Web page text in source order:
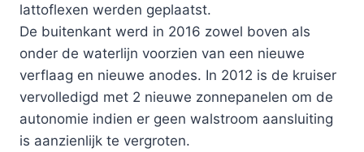
lattoflexen werden geplaatst.
De buitenkant werd in 2016 zowel boven als
onder de waterlijn voorzien van een nieuwe
verflaag en nieuwe anodes. In 2012 is de kruiser
vervolledigd met 2 nieuwe zonnepanelen om de
autonomie indien er geen walstroom aansluiting
is aanzienlijk te vergroten.